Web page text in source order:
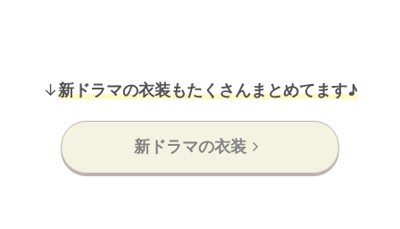
↓新ドラマの衣装もたくさんまとめてます♪
新ドラマの衣装